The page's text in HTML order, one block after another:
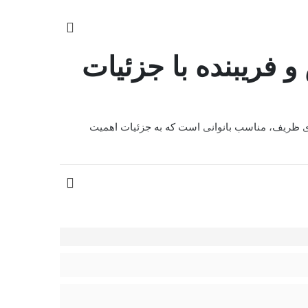
| طراحی خاص و فریبنده با جزئیات
گلدوزی‌های ظریف، مناسب بانوانی است که به جزئیات اهمیت
شده و ظاهری بسیار شیک و زنانه ارائه دهد. این